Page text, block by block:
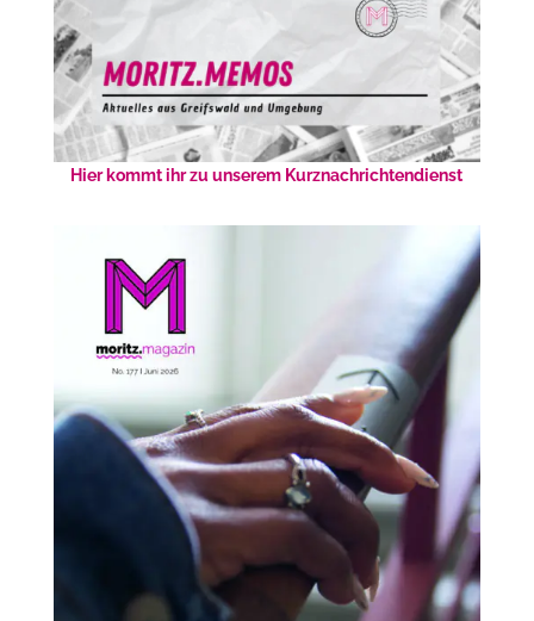
Hier kommt ihr zu unserem Kurznachrichtendienst